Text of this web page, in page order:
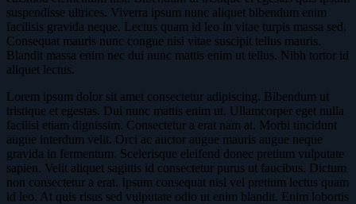
suspendisse ultrices. Viverra ipsum nunc aliquet bibendum enim
facilisis gravida neque. Lectus quam id leo in vitae turpis massa sed.
Consequat mauris nunc congue nisi vitae suscipit tellus mauris.
Blandit massa enim nec dui nunc mattis enim ut tellus. Nibh tortor id
aliquet lectus.
Lorem ipsum dolor sit amet consectetur adipiscing. Bibendum ut
tristique et egestas. Dui nunc mattis enim ut. Ullamcorper eget nulla
facilisi etiam dignissim. Consectetur a erat nam at. Morbi tincidunt
augue interdum velit. Orci ac auctor augue mauris augue neque
gravida in fermentum. Scelerisque eleifend donec pretium vulputate
sapien. Velit aliquet sagittis id consectetur purus ut faucibus. Dictum
non consectetur a erat. Ipsum consequat nisl vel pretium lectus quam
id leo. At quis risus sed vulputate odio ut enim blandit. Enim lobortis